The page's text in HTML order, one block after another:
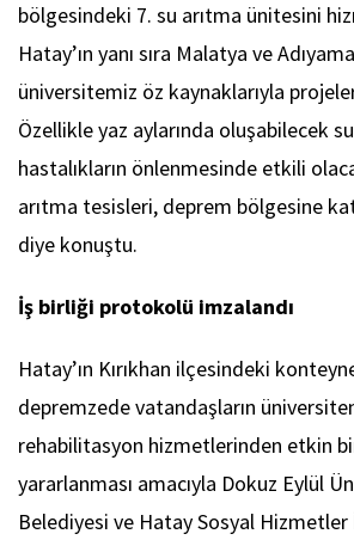
bölgesindeki 7. su arıtma ünitesini
Hatay’ın yanı sıra Malatya ve
üniversitemiz öz kaynaklarıyla
Özellikle yaz aylarında oluşabilecek
hastalıkların önlenmesinde etkili
arıtma tesisleri, deprem bölgesine
diye konuştu.
İş birliği protokolü imzalandı
Hatay’ın Kırıkhan ilçesindeki
depremzede vatandaşların
rehabilitasyon hizmetlerinden etkin
yararlanması amacıyla Dokuz Eylül
Belediyesi ve Hatay Sosyal